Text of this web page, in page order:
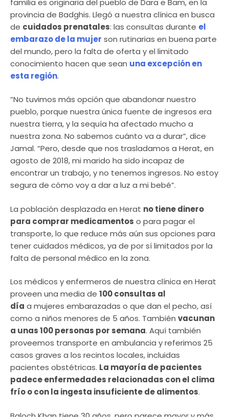
familia es originaria del pueblo de Dara e Bam, en la
provincia de Badghis. Llegó a nuestra clínica en busca
de cuidados prenatales: las consultas durante el
embarazo de la mujer son rutinarias en buena parte
del mundo, pero la falta de oferta y el limitado
conocimiento hacen que sean una excepción en
esta región.
“No tuvimos más opción que abandonar nuestro
pueblo, porque nuestra única fuente de ingresos era
nuestra tierra, y la sequía ha afectado mucho a
nuestra zona. No sabemos cuánto va a durar”, dice
Jamal. “Pero, desde que nos trasladamos a Herat, en
agosto de 2018, mi marido ha sido incapaz de
encontrar un trabajo, y no tenemos ingresos. No estoy
segura de cómo voy a dar a luz a mi bebé”.
La población desplazada en Herat no tiene dinero
para comprar medicamentos o para pagar el
transporte, lo que reduce más aún sus opciones para
tener cuidados médicos, ya de por sí limitados por la
falta de personal médico en la zona.
Los médicos y enfermeros de nuestra clínica en Herat
proveen una media de 100 consultas al
día a mujeres embarazadas o que dan el pecho, así
como a niños menores de 5 años. También vacunan
a unas 100 personas por semana. Aquí también
proveemos transporte en ambulancia y referimos 25
casos graves a los recintos locales, incluidas
pacientes obstétricas. La mayoría de pacientes
padece enfermedades relacionadas con el clima
frío o con la ingesta insuficiente de alimentos.